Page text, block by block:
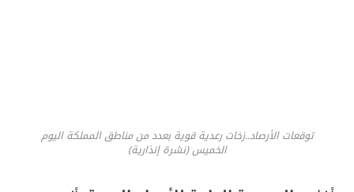
توقعات الأرصاد..زخات رعدية قوية بعدد من مناطق المملكة اليوم
الخميس (نشرة إنذارية)